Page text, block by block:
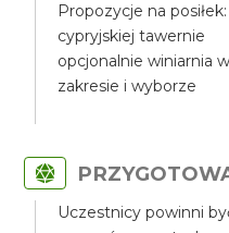
Propozycje na
cypryjskiej tawernie
opcjonalnie winiarnia
zakresie i wyborze
Uczestnicy powinni